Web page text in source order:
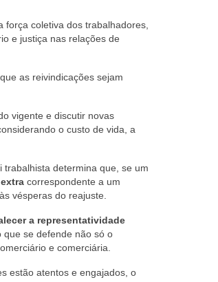
coletiva dos trabalhadores,
e justiça nas relações de
que as reivindicações sejam
vigente e discutir novas
o custo de vida, a
determina que, se um
correspondente a um
vésperas do reajuste.
a representatividade
que se defende não só o
e comerciária.
estão atentos e engajados, o